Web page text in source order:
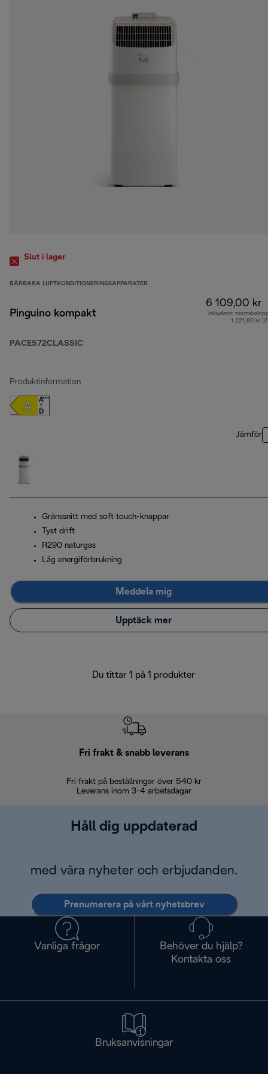
Slut i lager
BÄRBARA LUFTKONDITIONERINGSAPPARATER
Pinguino kompakt
PACES72CLASSIC
6 109,00 kr
Inkluderat
1 221,80 kr
Produktinformation
Jämför
Gränssnitt med soft touch-knappar
Tyst drift
R290 naturgas
Låg energiförbrukning
Meddela mig
Upptäck mer
Du tittar 1 på 1 produkter
Fri frakt & snabb leverans
Fri frakt på beställningar över 540 kr
Leverans inom 3-4 arbetsdagar
Håll dig uppdaterad
med våra nyheter och erbjudanden.
Prenumerera på vårt nyhetsbrev
Vanliga frågor
Behöver du hjälp?
Kontakta oss
Bruksanvisningar